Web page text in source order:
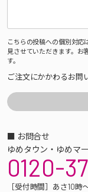
こちらの投稿への個別対応
見させていただきます。お
す。
ご注文にかかわるお問
■ お問合せ
ゆめタウン・ゆめマ
0120-
［受付時間］あさ10時